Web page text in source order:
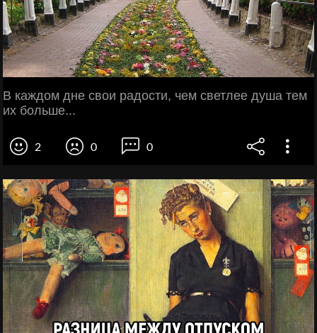
В каждом дне свои радости, чем светлее душа тем
их больше...
2 0 0